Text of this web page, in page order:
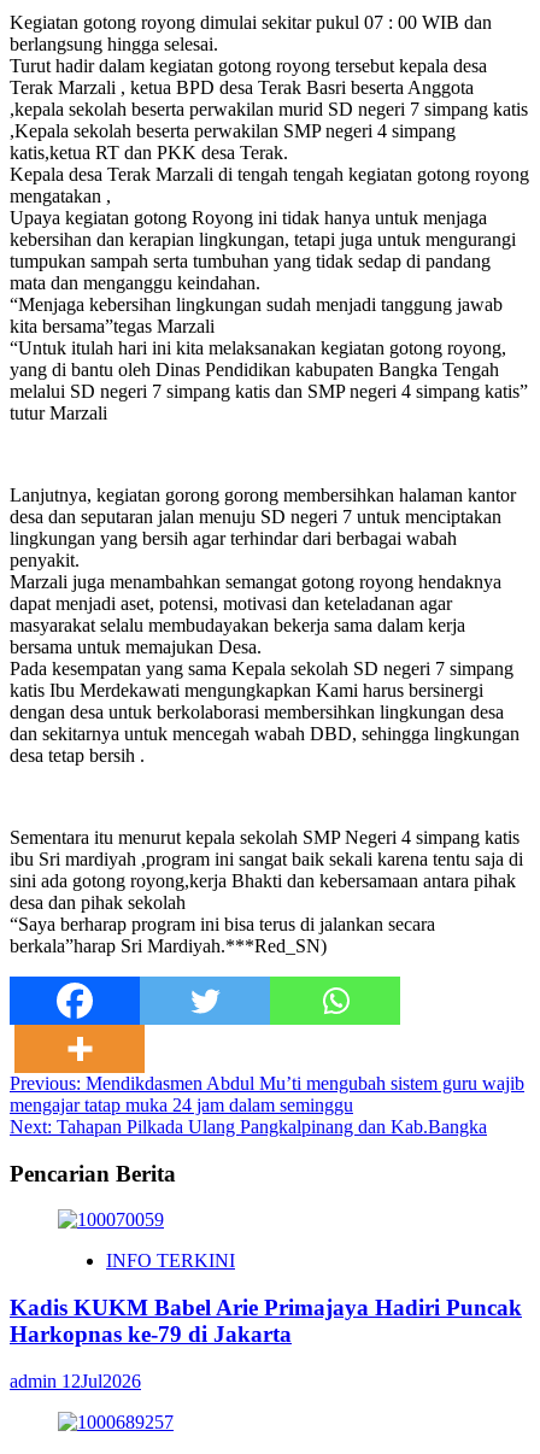
Kegiatan gotong royong dimulai sekitar pukul 07 : 00 WIB dan
berlangsung hingga selesai.
Turut hadir dalam kegiatan gotong royong tersebut kepala desa
Terak Marzali , ketua BPD desa Terak Basri beserta Anggota
,kepala sekolah beserta perwakilan murid SD negeri 7 simpang katis
,Kepala sekolah beserta perwakilan SMP negeri 4 simpang
katis,ketua RT dan PKK desa Terak.
Kepala desa Terak Marzali di tengah tengah kegiatan gotong royong
mengatakan ,
Upaya kegiatan gotong Royong ini tidak hanya untuk menjaga
kebersihan dan kerapian lingkungan, tetapi juga untuk mengurangi
tumpukan sampah serta tumbuhan yang tidak sedap di pandang
mata dan menganggu keindahan.
“Menjaga kebersihan lingkungan sudah menjadi tanggung jawab
kita bersama”tegas Marzali
“Untuk itulah hari ini kita melaksanakan kegiatan gotong royong,
yang di bantu oleh Dinas Pendidikan kabupaten Bangka Tengah
melalui SD negeri 7 simpang katis dan SMP negeri 4 simpang katis”
tutur Marzali
Lanjutnya, kegiatan gorong gorong membersihkan halaman kantor
desa dan seputaran jalan menuju SD negeri 7 untuk menciptakan
lingkungan yang bersih agar terhindar dari berbagai wabah
penyakit.
Marzali juga menambahkan semangat gotong royong hendaknya
dapat menjadi aset, potensi, motivasi dan keteladanan agar
masyarakat selalu membudayakan bekerja sama dalam kerja
bersama untuk memajukan Desa.
Pada kesempatan yang sama Kepala sekolah SD negeri 7 simpang
katis Ibu Merdekawati mengungkapkan Kami harus bersinergi
dengan desa untuk berkolaborasi membersihkan lingkungan desa
dan sekitarnya untuk mencegah wabah DBD, sehingga lingkungan
desa tetap bersih .
Sementara itu menurut kepala sekolah SMP Negeri 4 simpang katis
ibu Sri mardiyah ,program ini sangat baik sekali karena tentu saja di
sini ada gotong royong,kerja Bhakti dan kebersamaan antara pihak
desa dan pihak sekolah
“Saya berharap program ini bisa terus di jalankan secara
berkala”harap Sri Mardiyah.***Red_SN)
Post
navigation
Previous: Mendikdasmen Abdul Mu’ti mengubah sistem guru wajib
mengajar tatap muka 24 jam dalam seminggu
Next: Tahapan Pilkada Ulang Pangkalpinang dan Kab.Bangka
Pencarian Berita
INFO TERKINI
Kadis KUKM Babel Arie Primajaya Hadiri Puncak
Harkopnas ke-79 di Jakarta
admin 12Jul2026